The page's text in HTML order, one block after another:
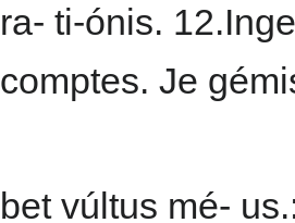
ra- ti-ónis.
comptes. Je
bet vúltus mé-